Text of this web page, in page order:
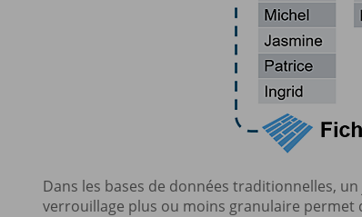
Dans les bases de données traditionnelles,
verrouillage plus ou moins granulaire